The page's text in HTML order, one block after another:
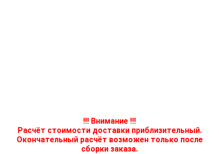
!!! Внимание !!!
Расчёт стоимости доставки приблизительный.
Окончательный расчёт возможен только после
сборки заказа.